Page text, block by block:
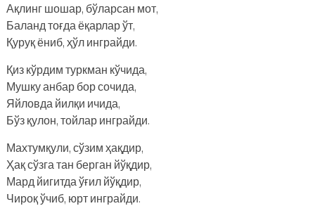
Ақлинг шошар, бўларсан мот,
Баланд тоғда ёқарлар ўт,
Қуруқ ёниб, ҳўл инграйди.
Қиз кўрдим туркман кўчида,
Мушку анбар бор сочида,
Яйловда йилқи ичида,
Бўз қулон, тойлар инграйди.
Махтумқули, сўзим ҳақдир,
Ҳақ сўзга тан берган йўқдир,
Мард йигитда ўғил йўқдир,
Чироқ ўчиб, юрт инграйди.